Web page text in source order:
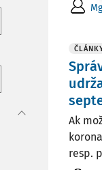
Ak
resp.